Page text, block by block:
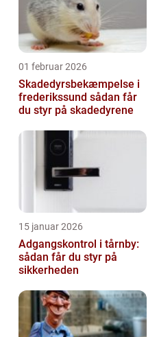
01 februar 2026
Skadedyrsbekæmpelse i
frederikssund sådan får
du styr på skadedyrene
15 januar 2026
Adgangskontrol i tårnby:
sådan får du styr på
sikkerheden